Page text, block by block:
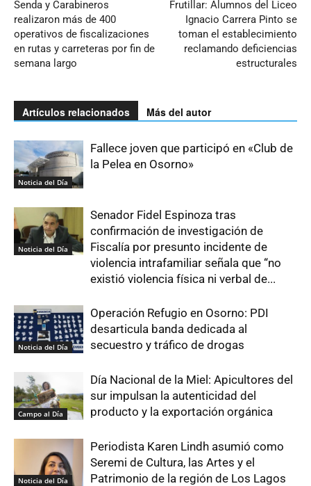
Senda y Carabineros
realizaron más de 400
operativos de fiscalizaciones
en rutas y carreteras por fin de
semana largo
Frutillar: Alumnos del Liceo
Ignacio Carrera Pinto se
toman el establecimiento
reclamando deficiencias
estructurales
Artículos relacionados Más del autor
Noticia del Día
Fallece joven que participó en «Club de
la Pelea en Osorno»
Noticia del Día
Senador Fidel Espinoza tras
confirmación de investigación de
Fiscalía por presunto incidente de
violencia intrafamiliar señala que “no
existió violencia física ni verbal de...
Noticia del Día
Operación Refugio en Osorno: PDI
desarticula banda dedicada al
secuestro y tráfico de drogas
Campo al Día
Día Nacional de la Miel: Apicultores del
sur impulsan la autenticidad del
producto y la exportación orgánica
Noticia del Día
Periodista Karen Lindh asumió como
Seremi de Cultura, las Artes y el
Patrimonio de la región de Los Lagos